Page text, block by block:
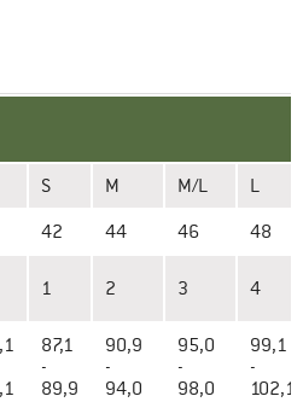
S M M/L L
42 44 46 48
1 2 3 4
87,1
-
89,9
90,9
-
94,0
95,0
-
98,0
99,1
-
102,1